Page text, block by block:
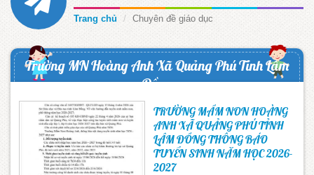
Trang chủ Chuyên đề giáo dục
Trường MN Hoàng Anh Xã Quảng Phú Tỉnh Lâm
Đồng
TRƯỜNG MẦM NON HOÀNG
ANH XÃ QUẢNG PHÚ TỈNH
LÂM ĐỒNG THÔNG BÁO
TUYỂN SINH NĂM HỌC 2026-
2027